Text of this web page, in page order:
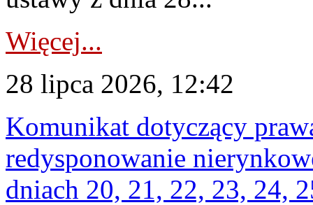
Więcej...
28 lipca 2026, 12:42
Komunikat dotyczący
redysponowanie
dniach 20, 21, 22, 23, 24,